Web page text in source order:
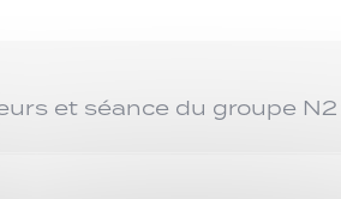
et séance du groupe N2